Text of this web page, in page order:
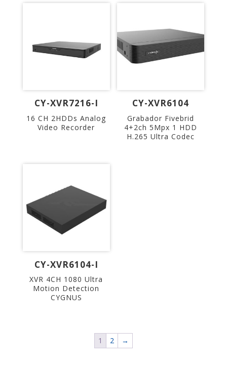
CY-XVR7216-I
16 CH 2HDDs Analog
Video Recorder
CY-XVR6104
Grabador Fivebrid
4+2ch 5Mpx 1 HDD
H.265 Ultra Codec
CY-XVR6104-I
XVR 4CH 1080 Ultra
Motion Detection
CYGNUS
1 2 →